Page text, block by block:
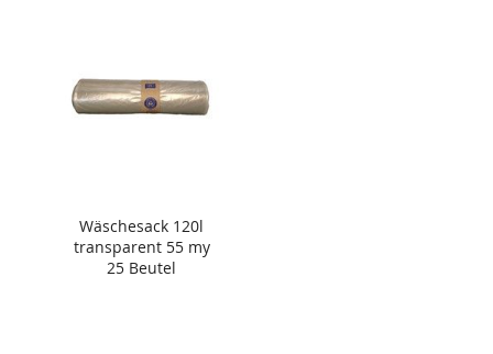
Wäschesack 120l
transparent 55 my
25 Beutel